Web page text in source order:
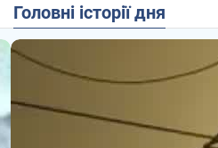
Головні історії дня